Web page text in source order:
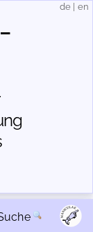
de en